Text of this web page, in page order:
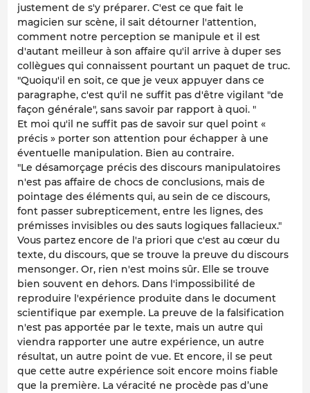
justement de s'y préparer. C'est ce que fait le
magicien sur scène, il sait détourner l'attention,
comment notre perception se manipule et il est
d'autant meilleur à son affaire qu'il arrive à duper ses
collègues qui connaissent pourtant un paquet de truc.
"Quoiqu'il en soit, ce que je veux appuyer dans ce
paragraphe, c'est qu'il ne suffit pas d'être vigilant "de
façon générale", sans savoir par rapport à quoi. "
Et moi qu'il ne suffit pas de savoir sur quel point «
précis » porter son attention pour échapper à une
éventuelle manipulation. Bien au contraire.
"Le désamorçage précis des discours manipulatoires
n'est pas affaire de chocs de conclusions, mais de
pointage des éléments qui, au sein de ce discours,
font passer subrepticement, entre les lignes, des
prémisses invisibles ou des sauts logiques fallacieux."
Vous partez encore de l'a priori que c'est au cœur du
texte, du discours, que se trouve la preuve du discours
mensonger. Or, rien n'est moins sûr. Elle se trouve
bien souvent en dehors. Dans l'impossibilité de
reproduire l'expérience produite dans le document
scientifique par exemple. La preuve de la falsification
n'est pas apportée par le texte, mais un autre qui
viendra rapporter une autre expérience, un autre
résultat, un autre point de vue. Et encore, il se peut
que cette autre expérience soit encore moins fiable
que la première. La véracité ne procède pas d’une